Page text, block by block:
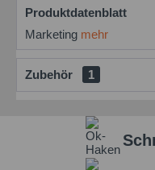
Produktdatenblatt
Marketing mehr
Zubehör 1